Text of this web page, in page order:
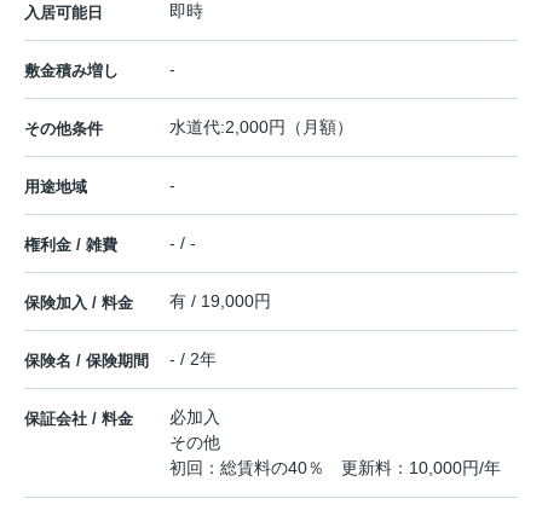
入居可能日 即時
敷金積み増し -
その他条件 水道代:2,000円（月額）
用途地域 -
権利金 / 雑費 - / -
保険加入 / 料金 有 / 19,000円
保険名 / 保険期間 - / 2年
保証会社 / 料金
必加入
その他
初回：総賃料の40％ 更新料：10,000円/年